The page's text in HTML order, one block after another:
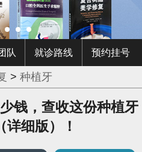
队 就诊路线 预约挂号
> 种植牙
钱，查收这份种植牙
详细版）！